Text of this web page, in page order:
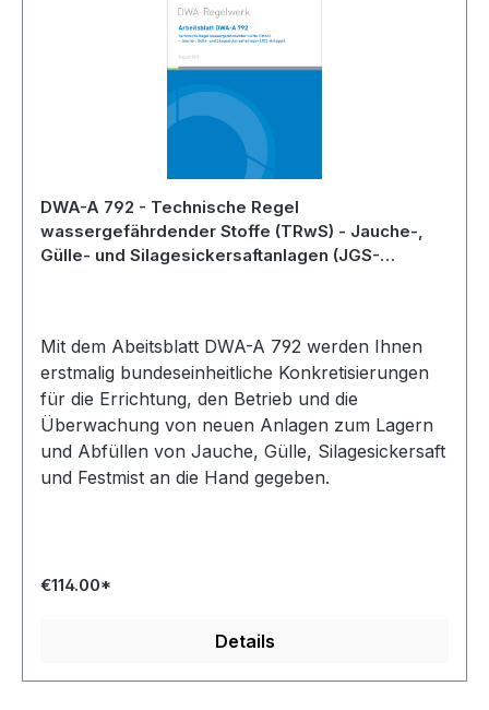
DWA-A 792 - Technische Regel
wassergefährdender Stoffe (TRwS) - Jauche-,
Gülle- und Silagesickersaftanlagen (JGS-
Mit dem Abeitsblatt DWA-A 792 werden Ihnen
erstmalig bundeseinheitliche Konkretisierungen
für die Errichtung, den Betrieb und die
Überwachung von neuen Anlagen zum Lagern
und Abfüllen von Jauche, Gülle, Silagesickersaft
und Festmist an die Hand gegeben.
€114.00*
Details